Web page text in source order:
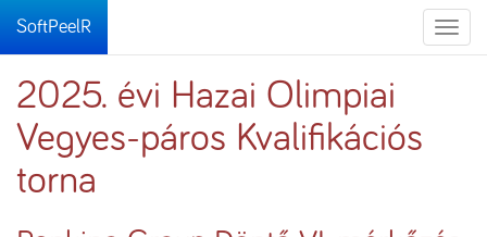
Toggle
SoftPeelR
2025. évi Hazai Olimpiai
Vegyes-páros Kvalifikációs
torna